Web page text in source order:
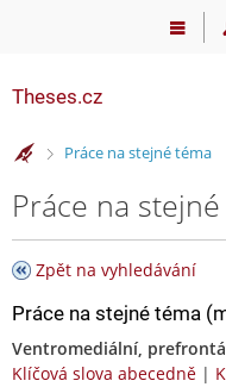
Theses.cz
>Práce na stejné téma
Práce na
Zpět na vyhledávání
Práce na stejné téma
Ventromediální,
Klíčová slova abecedně |